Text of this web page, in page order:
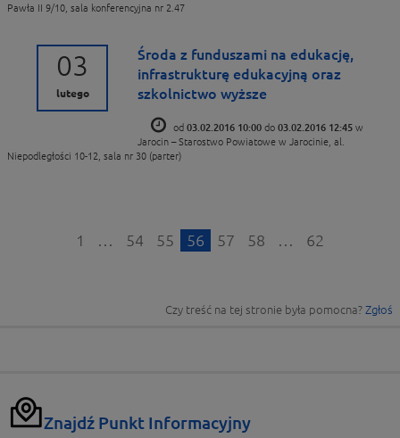
Pawła II 9/10, sala konferencyjna nr 2.47
03
lutego
Środa z funduszami na edukację,
infrastrukturę edukacyjną oraz
szkolnictwo wyższe
od 03.02.2016 10:00 do 03.02.2016 12:45 w
Jarocin – Starostwo Powiatowe w Jarocinie, al.
Niepodległości 10-12, sala nr 30 (parter)
1 … 54 55 56 57 58 … 62
Czy treść na tej stronie była pomocna? Zgłoś
Znajdź Punkt Informacyjny